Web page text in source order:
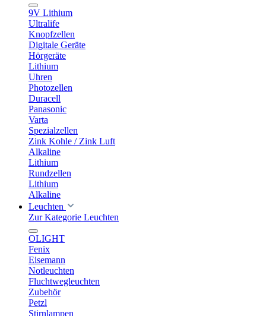
9V Lithium
Ultralife
Knopfzellen
Digitale Geräte
Hörgeräte
Lithium
Uhren
Photozellen
Duracell
Panasonic
Varta
Spezialzellen
Zink Kohle / Zink Luft
Alkaline
Lithium
Rundzellen
Lithium
Alkaline
Leuchten
Zur Kategorie Leuchten
OLIGHT
Fenix
Eisemann
Notleuchten
Fluchtwegleuchten
Zubehör
Petzl
Stirnlampen